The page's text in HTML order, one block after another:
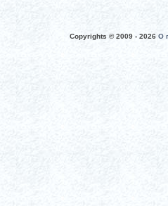
Copyrights © 2009 - 2026 О